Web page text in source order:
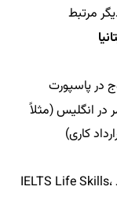
مرتبط
در پاسپورت
انگلیس (مثلاً
کاری)
مدرک آزمون زبان انگلیسی (مانند IELTS Life Skills،